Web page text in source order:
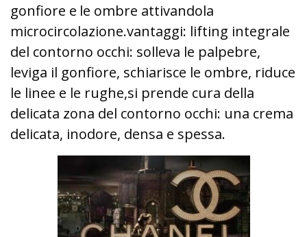
gonfiore e le ombre attivandola
microcircolazione.vantaggi: lifting integrale
del contorno occhi: solleva le palpebre,
leviga il gonfiore, schiarisce le ombre, riduce
le linee e le rughe,si prende cura della
delicata zona del contorno occhi: una crema
delicata, inodore, densa e spessa.